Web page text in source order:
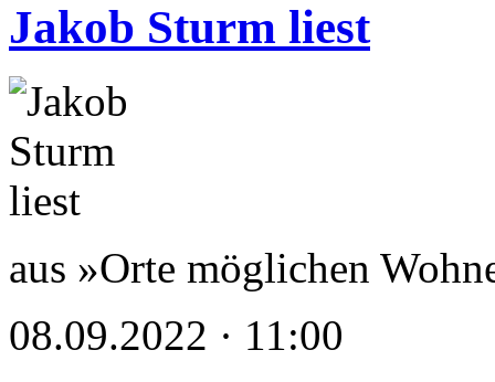
Jakob Sturm liest
aus »Orte möglichen
08.09.2022 · 11:00